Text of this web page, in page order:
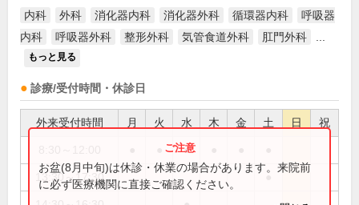
内科 外科 消化器内科 消化器外科 循環器内科
呼吸器
内科
呼吸器外科 整形外科 気管食道外科 肛門外科
もっと見る
診療/受付時間・休診日
外来受付時間 月 火 水 木 金 土 日 祝
●
13:30～17:30 ●
お盆(8月中旬)は休診・休業の場合があります。来院前
に必ず医療機関に直接ご確認ください。